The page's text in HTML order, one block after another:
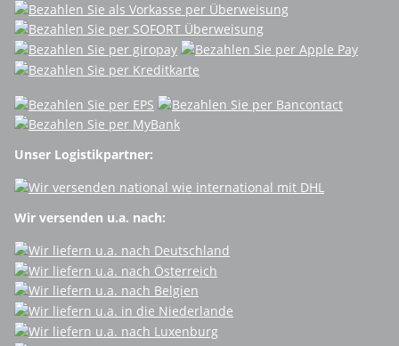
Unser Logistikpartner:
Wir versenden u.a. nach: